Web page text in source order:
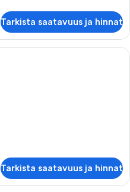
Tarkista saatavuus ja hinnat
Tyylikkäästi sisustettu
Tarkista saatavuus ja hinnat